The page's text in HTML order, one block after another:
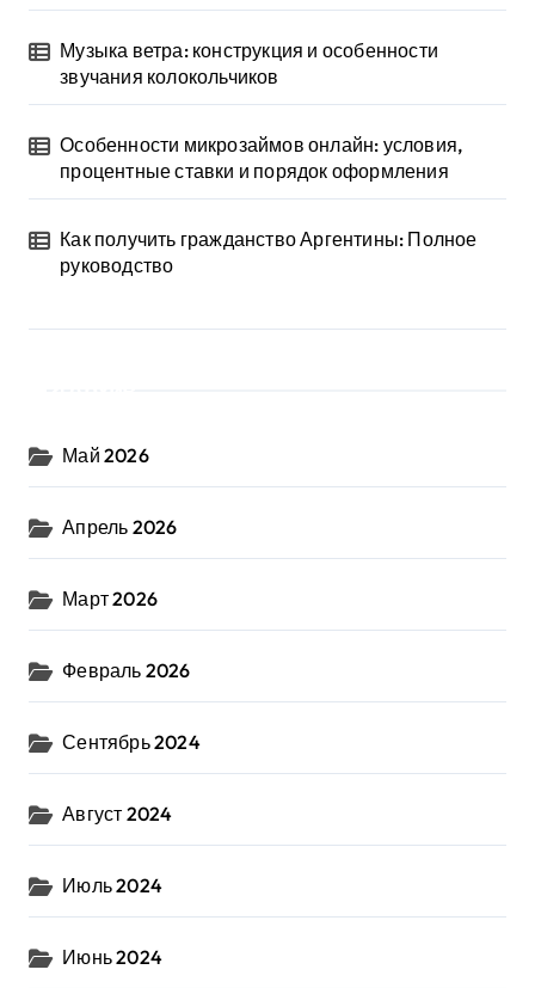
Музыка ветра: конструкция и особенности
звучания колокольчиков
Особенности микрозаймов онлайн: условия,
процентные ставки и порядок оформления
Как получить гражданство Аргентины: Полное
руководство
Май 2026
Апрель 2026
Март 2026
Февраль 2026
Сентябрь 2024
Август 2024
Июль 2024
Июнь 2024